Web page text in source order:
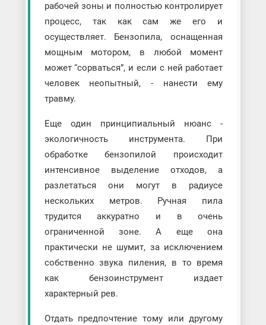
рабочей зоны и полностью контролирует
процесс, так как сам же его и
осуществляет. Бензопила, оснащенная
мощным мотором, в любой момент
может “сорваться”, и если с ней работает
человек неопытный, - нанести ему
травму.
Еще один принципиальный нюанс -
экологичность инструмента. При
обработке бензопилой происходит
интенсивное выделение отходов, а
разлетаться они могут в радиусе
нескольких метров. Ручная пила
трудится аккуратно и в очень
ограниченной зоне. А еще она
практически не шумит, за исключением
собственно звука пиления, в то время
как бензоинструмент издает
характерный рев.
Отдать предпочтение тому или другому